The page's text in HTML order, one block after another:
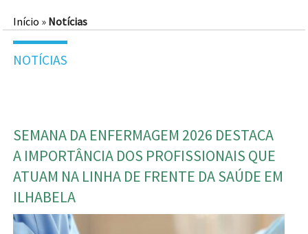
Início » Notícias
NOTÍCIAS
SEMANA DA ENFERMAGEM 2026 DESTACA
A IMPORTÂNCIA DOS PROFISSIONAIS QUE
ATUAM NA LINHA DE FRENTE DA SAÚDE EM
ILHABELA